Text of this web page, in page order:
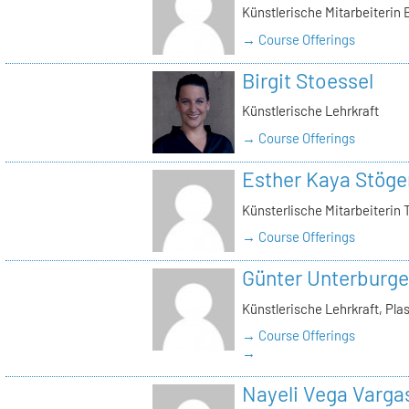
Künstlerische Mitarbeiterin
→ Course Offerings
Birgit Stoessel
Künstlerische Lehrkraft
→ Course Offerings
Esther Kaya
Künsterlische Mitarbeiterin
→ Course Offerings
Günter
Künstlerische Lehrkraft,
→ Course Offerings
→
Nayeli Vega